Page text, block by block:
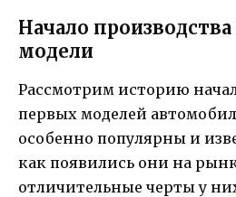
Начало
модели
Рассмотрим историю
первых моделей
особенно популярны и
как появились они на
отличительные черты у